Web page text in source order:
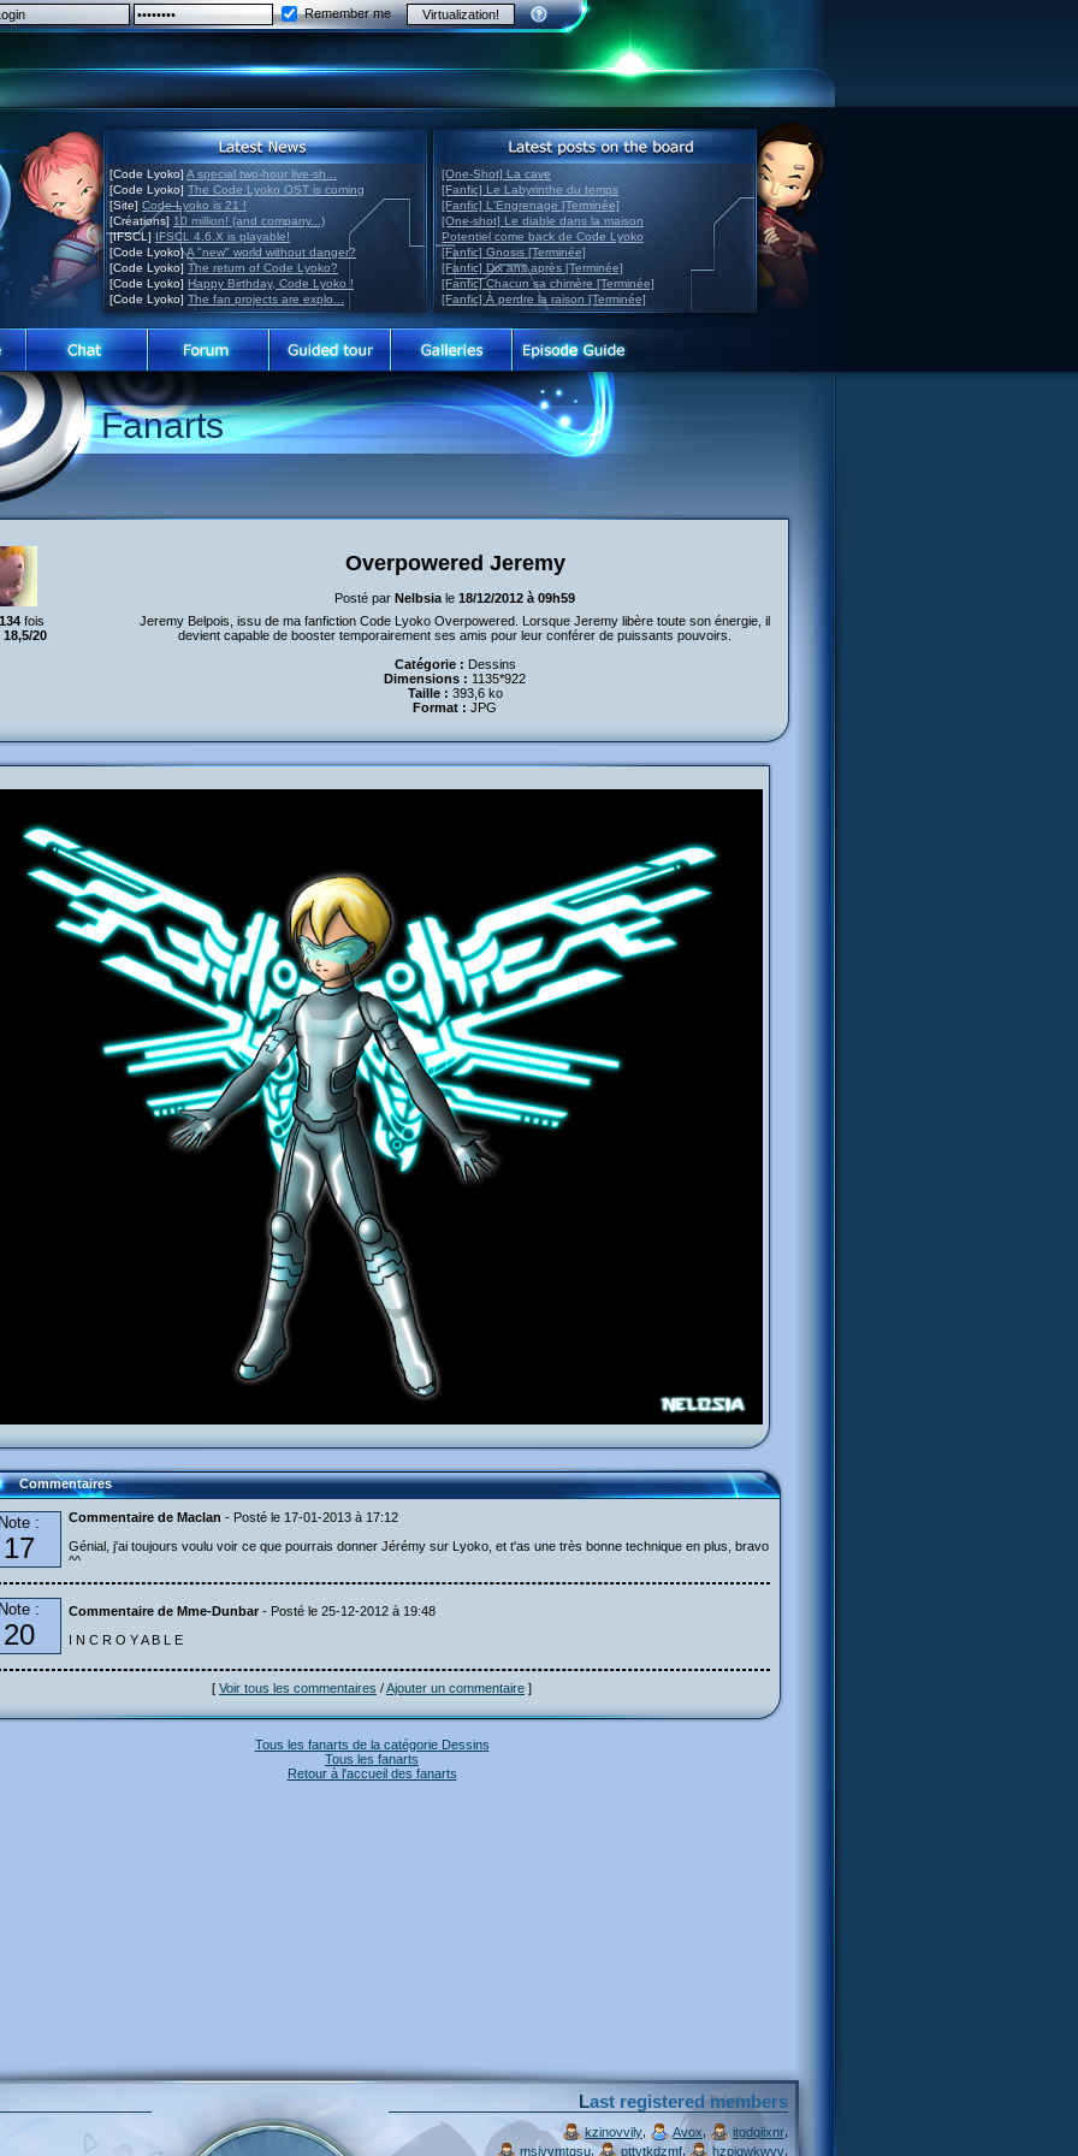
Remember me
[Code Lyoko] A special two-hour live-sh...
[Code Lyoko] The Code Lyoko OST is coming
[Site] Code Lyoko is 21 !
[Créations] 10 million! (and company...)
[IFSCL] IFSCL 4.6.X is playable!
[Code Lyoko]A "new" world without danger?
[Code Lyoko] The return of Code Lyoko?
[Code Lyoko] Happy Birthday, Code Lyoko !
[Code Lyoko] The fan projects are explo...
[One-Shot] La cave
[Fanfic] Le Labyrinthe du temps
[Fanfic] L'Engrenage [Terminée]
[One-shot] Le diable dans la maison
Potentiel come back de Code Lyoko
[Fanfic] Gnosis [Terminée]
[Fanfic] Dix ans après [Terminée]
[Fanfic] Chacun sa chimère [Terminée]
[Fanfic] À perdre la raison [Terminée]
Fanarts
Overpowered Jeremy
Posté par Nelbsia le 18/12/2012 à 09h59
fois
18,5/20
Jeremy Belpois, issu de ma fanfiction Code Lyoko Overpowered. Lorsque Jeremy libère toute son énergie, il
devient capable de booster temporairement ses amis pour leur conférer de puissants pouvoirs.
Catégorie : Dessins
Dimensions : 1135*922
Taille : 393,6 ko
Format : JPG
Commentaires
Note :
17
Commentaire de Maclan - Posté le 17-01-2013 à 17:12
Génial, j'ai toujours voulu voir ce que pourrais donner Jérémy sur Lyoko, et t'as une très bonne technique en plus, bravo
^^
Note :
20
Commentaire de Mme-Dunbar - Posté le 25-12-2012 à 19:48
I N C R O Y A B L E
[ Voir tous les commentaires /Ajouter un commentaire ]
Tous les fanarts de la catégorie Dessins
Tous les fanarts
Retour à l'accueil des fanarts
Last registered members
kzinovvily Avox itgdqiixnr
msivymtqsu, pttytkdzmf, hzpjqwkwvv